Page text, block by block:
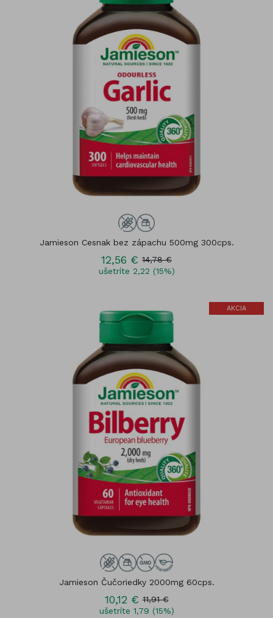
Jamieson Cesnak bez zápachu 500mg 300cps.
12,56 € 14,78 €
ušetríte 2,22 (15%)
AKCIA
Jamieson Čučoriedky 2000mg 60cps.
10,12 € 11,91 €
ušetríte 1,79 (15%)